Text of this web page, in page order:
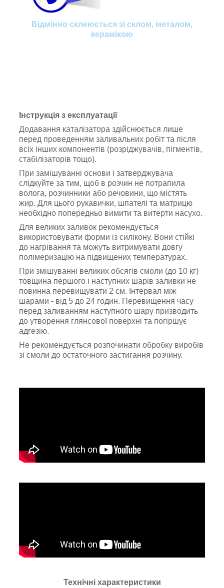
Відмінно склеюється зі склом, металом,
керамікою
Інструкція з експлуатації
Додавання каталізатора здійснюється лише
перед проведенням заливальних робіт та після
всіх інших компонентів (розріджувачів, пігментів,
стабілізаторів тощо).
При замішуванні основи і затверджувача
слідкуйте за тим, щоб в розчин не потрапила
волога, розчинники або речовини, що містять
жир. Для цього рукавички, шпателі та матрицю
необхідно попередньо вимити та витерти насухо.
Для великих заливок рекомендується
використовувати форми із силікону. Вони стійкі
до нагрівання та можуть витримувати довгу
полімеризацію на підвищених температурах.
При змішуванні великих обсягів смоли (до 10 кг)
товщина першого і наступних шарів заливки не
повинна перевищувати 2 см. Інтервал між
шарами - від 5 до 24 годин. Перевищення часу
перед заливанням наступного шару призводить
до утворення глянсової поверхні та погіршує
адгезію.
Не рекомендується розпочинати обробку виробів
зі смоли до остаточного застигання розчину.
Технічні характеристики